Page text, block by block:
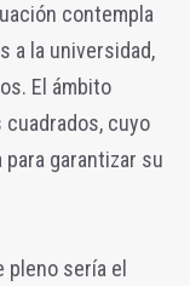
contempla
a la universidad,
El ámbito
cuyo
garantizar su
sería el